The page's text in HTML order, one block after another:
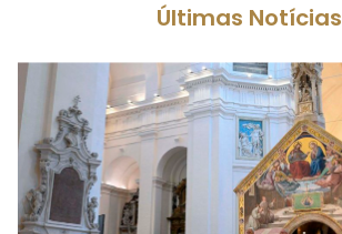
Últimas Notícias